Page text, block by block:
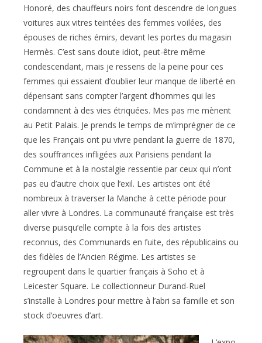
Honoré, des chauffeurs noirs font descendre de longues
voitures aux vitres teintées des femmes voilées, des
épouses de riches émirs, devant les portes du magasin
Hermès. C’est sans doute idiot, peut-être même
condescendant, mais je ressens de la peine pour ces
femmes qui essaient d’oublier leur manque de liberté en
dépensant sans compter l’argent d’hommes qui les
condamnent à des vies étriquées. Mes pas me mènent
au Petit Palais. Je prends le temps de m’imprégner de ce
que les Français ont pu vivre pendant la guerre de 1870,
des souffrances infligées aux Parisiens pendant la
Commune et à la nostalgie ressentie par ceux qui n’ont
pas eu d’autre choix que l’exil. Les artistes ont été
nombreux à traverser la Manche à cette période pour
aller vivre à Londres. La communauté française est très
diverse puisqu’elle compte à la fois des artistes
reconnus, des Communards en fuite, des républicains ou
des fidèles de l’Ancien Régime. Les artistes se
regroupent dans le quartier français à Soho et à
Leicester Square. Le collectionneur Durand-Ruel
s’installe à Londres pour mettre à l’abri sa famille et son
stock d’oeuvres d’art.